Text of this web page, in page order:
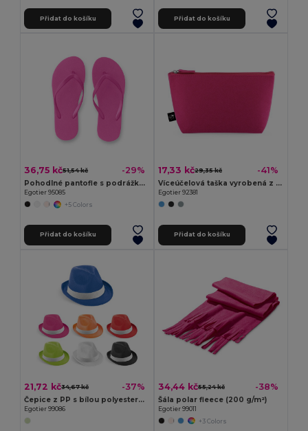
Přidat do košíku Přidat do košíku
36,75 kč51,54 kč -29%
Pohodlné pantofle s podrážkou z PE a páskem z PVC
Egotier 95085
+5 Colors
Přidat do košíku
17,33 kč29,35 kč -41%
Víceúčelová taška vyrobená z recyklované plsti (100% rPET)
Egotier 92381
Přidat do košíku
21,72 kč34,67 kč -37%
Čepice z PP s bílou polyesterovou stuhou
Egotier 99086
34,44 kč55,24 kč -38%
Šála polar fleece (200 g/m²)
Egotier 99011
+3 Colors